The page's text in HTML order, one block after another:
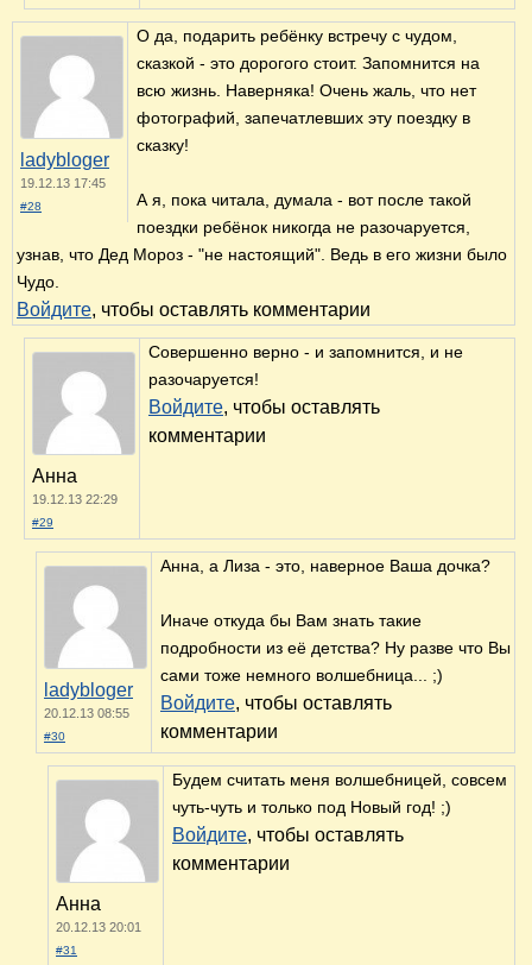
ladybloger
19.12.13 17:45
#28
О да, подарить ребёнку встречу с чудом,
сказкой - это дорогого стоит. Запомнится на
всю жизнь. Наверняка! Очень жаль, что нет
фотографий, запечатлевших эту поездку в
сказку!
А я, пока читала, думала - вот после такой
поездки ребёнок никогда не разочаруется,
узнав, что Дед Мороз - "не настоящий". Ведь в его жизни было
Чудо.
Войдите, чтобы оставлять комментарии
Анна
19.12.13 22:29
#29
Совершенно верно - и запомнится, и не
разочаруется!
Войдите, чтобы оставлять
комментарии
ladybloger
20.12.13 08:55
#30
Анна, а Лиза - это, наверное Ваша дочка?
Иначе откуда бы Вам знать такие
подробности из её детства? Ну разве что Вы
сами тоже немного волшебница... ;)
Войдите, чтобы оставлять
комментарии
Анна
20.12.13 20:01
#31
Будем считать меня волшебницей, совсем
чуть-чуть и только под Новый год! ;)
Войдите, чтобы оставлять
комментарии